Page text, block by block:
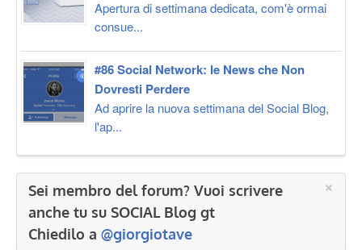
Apertura di settimana dedicata, com'è ormai
consue...
#86 Social Network: le News che Non
Dovresti Perdere
Ad aprire la nuova settimana del Social Blog,
l'ap...
×
Sei membro del forum? Vuoi scrivere
anche tu su SOCIAL Blog gt
Chiedilo a @giorgiotave